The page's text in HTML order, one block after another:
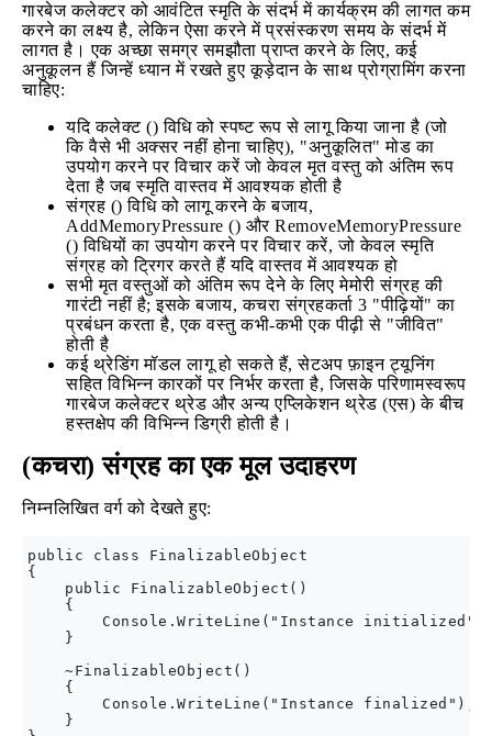
गारबेज कलेक्टर को आवंटित स्मृति के संदर्भ में कार्यक्रम की लागत कम
करने का लक्ष्य है, लेकिन ऐसा करने में प्रसंस्करण समय के संदर्भ में
लागत है। एक अच्छा समग्र समझौता प्राप्त करने के लिए, कई
अनुकूलन हैं जिन्हें ध्यान में रखते हुए कूड़ेदान के साथ प्रोग्रामिंग करना
चाहिए:
यदि कलेक्ट () विधि को स्पष्ट रूप से लागू किया जाना है (जो
कि वैसे भी अक्सर नहीं होना चाहिए), "अनुकूलित" मोड का
उपयोग करने पर विचार करें जो केवल मृत वस्तु को अंतिम रूप
देता है जब स्मृति वास्तव में आवश्यक होती है
संग्रह () विधि को लागू करने के बजाय,
AddMemoryPressure () और RemoveMemoryPressure
() विधियों का उपयोग करने पर विचार करें, जो केवल स्मृति
संग्रह को ट्रिगर करते हैं यदि वास्तव में आवश्यक हो
सभी मृत वस्तुओं को अंतिम रूप देने के लिए मेमोरी संग्रह की
गारंटी नहीं है; इसके बजाय, कचरा संग्रहकर्ता 3 "पीढ़ियों" का
प्रबंधन करता है, एक वस्तु कभी-कभी एक पीढ़ी से "जीवित"
होती है
कई थ्रेडिंग मॉडल लागू हो सकते हैं, सेटअप फ़ाइन ट्यूनिंग
सहित विभिन्न कारकों पर निर्भर करता है, जिसके परिणामस्वरूप
गारबेज कलेक्टर थ्रेड और अन्य एप्लिकेशन थ्रेड (एस) के बीच
हस्तक्षेप की विभिन्न डिग्री होती है।
(कचरा) संग्रह का एक मूल उदाहरण
निम्नलिखित वर्ग को देखते हुए:
public class FinalizableObject
{
    public FinalizableObject()
    {
Console.WriteLine("Instance
    }
    ~FinalizableObject()
    {
        Console.WriteLine("Instance finalized");
    }